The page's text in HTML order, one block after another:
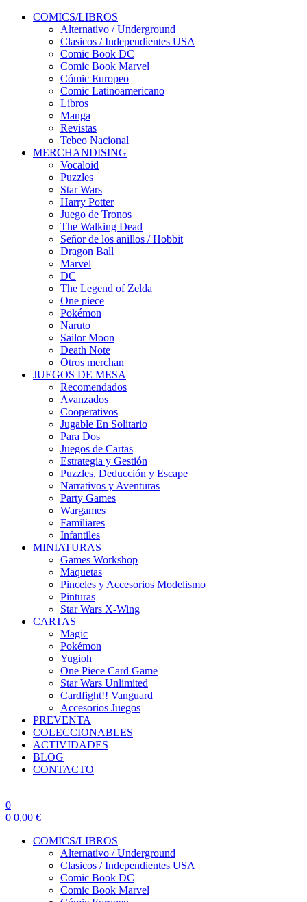
COMICS/LIBROS
Alternativo / Underground
Clasicos / Independientes USA
Comic Book DC
Comic Book Marvel
Cómic Europeo
Comic Latinoamericano
Libros
Manga
Revistas
Tebeo Nacional
MERCHANDISING
Vocaloid
Puzzles
Star Wars
Harry Potter
Juego de Tronos
The Walking Dead
Señor de los anillos / Hobbit
Dragon Ball
Marvel
DC
The Legend of Zelda
One piece
Pokémon
Naruto
Sailor Moon
Death Note
Otros merchan
JUEGOS DE MESA
Recomendados
Avanzados
Cooperativos
Jugable En Solitario
Para Dos
Juegos de Cartas
Estrategia y Gestión
Puzzles, Deducción y Escape
Narrativos y Aventuras
Party Games
Wargames
Familiares
Infantiles
MINIATURAS
Games Workshop
Maquetas
Pinceles y Accesorios Modelismo
Pinturas
Star Wars X-Wing
CARTAS
Magic
Pokémon
Yugioh
One Piece Card Game
Star Wars Unlimited
Cardfight!! Vanguard
Accesorios Juegos
PREVENTA
COLECCIONABLES
ACTIVIDADES
BLOG
CONTACTO
0
0 0,00 €
COMICS/LIBROS
Alternativo / Underground
Clasicos / Independientes USA
Comic Book DC
Comic Book Marvel